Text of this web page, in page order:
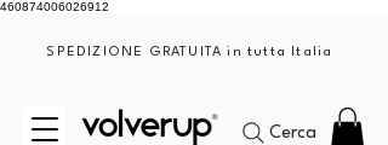
460874006026912
SPEDIZIONE GRATUITA in tutta Italia
Cerca